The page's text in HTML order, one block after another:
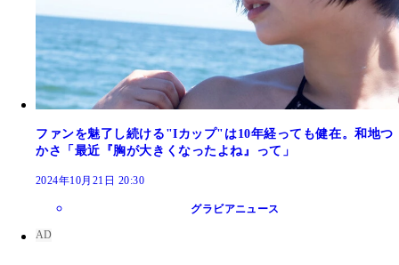
ファンを魅了し続ける"Iカップ"は10年経っても健在。和地つ
かさ「最近『胸が大きくなったよね』って」
2024年10月21日 20:30
グラビアニュース